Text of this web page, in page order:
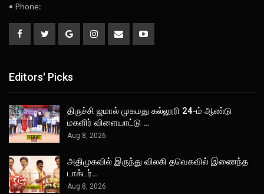
• Phone:
Editors' Picks
திருச்சி ஜமால் முகமது கல்லூரி 24-ம் ஆண்டு
மகளிர் விளையாட்டு …
Aug 8, 2026
அதிமுகவில் இருந்து விலகி தவெகவில் இணைந்த
டாக்டர்…
Aug 8, 2026